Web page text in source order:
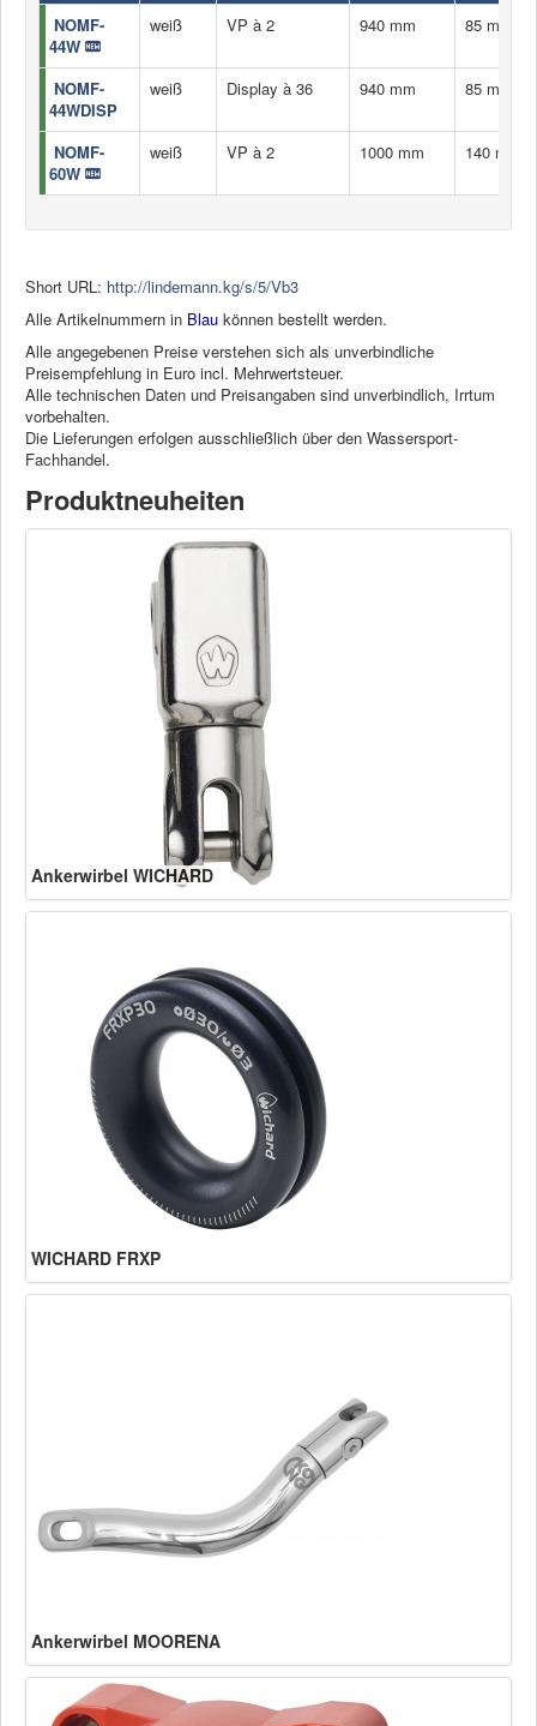
NOMF-
44W
weiß VP à 2 940 mm 85 mm
NOMF-
44WDISP
weiß Display à 36 940 mm 85 mm
NOMF-
60W
weiß VP à 2 1000 mm 140 mm
Short URL: http://lindemann.kg/s/5/Vb3
Alle Artikelnummern in Blau können bestellt werden.
Alle angegebenen Preise verstehen sich als unverbindliche
Preisempfehlung in Euro incl. Mehrwertsteuer.
Alle technischen Daten und Preisangaben sind unverbindlich, Irrtum
vorbehalten.
Die Lieferungen erfolgen ausschließlich über den Wassersport-
Fachhandel.
Produktneuheiten
Ankerwirbel WICHARD
WICHARD FRXP
Ankerwirbel MOORENA